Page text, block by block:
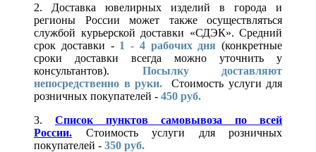
2. Доставка ювелирных изделий в города и
регионы России может также осуществляться
службой курьерской доставки «СДЭК». Средний
срок доставки - 1 - 4 рабочих дня (конкретные
сроки доставки всегда можно уточнить у
консультантов). Посылку доставляют
непосредственно в руки.
Стоимость услуги для
розничных покупателей - 450 руб.
3. Список пунктов самовывоза по всей
России.
Стоимость услуги для розничных
покупателей - 350 руб.